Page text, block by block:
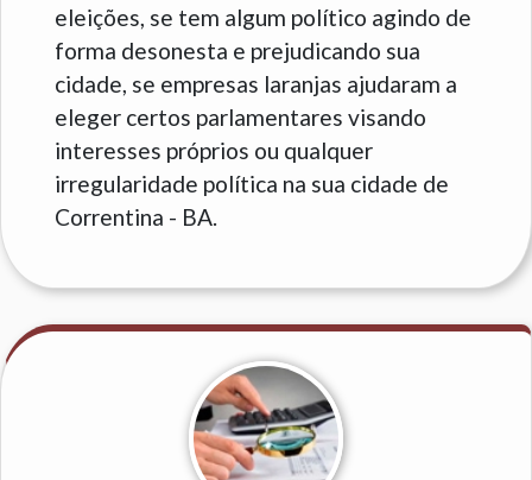
eleições, se tem algum político agindo de
forma desonesta e prejudicando sua
cidade, se empresas laranjas ajudaram a
eleger certos parlamentares visando
interesses próprios ou qualquer
irregularidade política na sua cidade de
Correntina - BA.